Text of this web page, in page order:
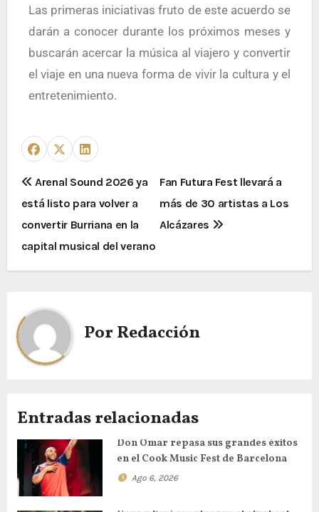
Las primeras iniciativas fruto de este acuerdo se
darán a conocer durante los próximos meses y
buscarán acercar la música al viajero y convertir
el viaje en una nueva forma de vivir la cultura y el
entretenimiento.
Arenal Sound 2026 ya
está listo para volver a
convertir Burriana en la
capital musical del verano
Fan Futura Fest llevará a
más de 30 artistas a Los
Alcázares
PorRedacción
Entradas relacionadas
Don Omar repasa sus grandes éxitos
en el Cook Music Fest de Barcelona
Ago 6, 2026